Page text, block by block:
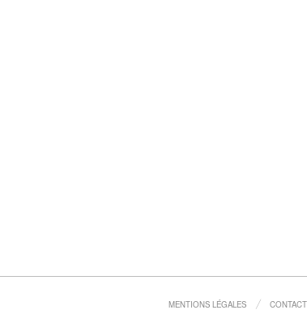
MENTIONS LÉGALES CONTACT